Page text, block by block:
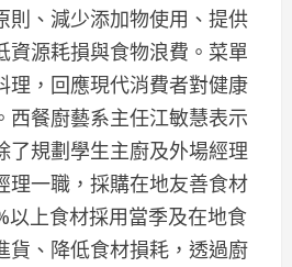
則、減少添加物使用、提供
資源耗損與食物浪費。菜單
理，回應現代消費者對健康
西餐廚藝系主任江敏慧表示
了規劃學生主廚及外場經理
理一職，採購在地友善食材
以上食材採用當季及在地食
貨、降低食材損耗，透過廚